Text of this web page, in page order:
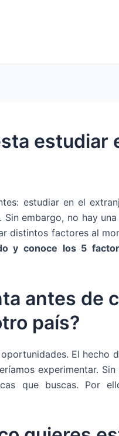
estudiar
estudiar en el
embargo, no hay
distintos factores al
y conoce los 5
antes de
país?
El hecho
experimentar. Sin
que buscas. Por